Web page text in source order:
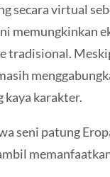
secara virtual
memungkinkan
tradisional.
kaya karakter.
seni patung